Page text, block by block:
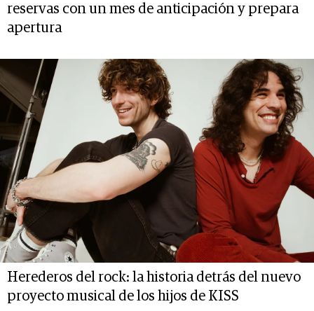
reservas con un mes de anticipación y prepara
apertura
Herederos del rock: la historia detrás del nuevo
proyecto musical de los hijos de KISS